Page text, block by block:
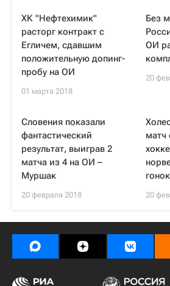
ХК "Нефтехимик"
расторг контракт с
Егличем, сдавшим
положительную допинг-
пробу на ОИ
01 марта 2018
Без
ОИ
20
Словения показали
фантастический
результат, выиграв 2
матча из 4 на ОИ –
Муршак
20 февраля 2018
матч
гонок
20